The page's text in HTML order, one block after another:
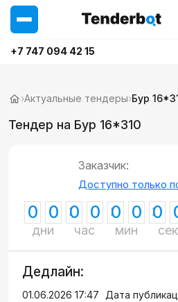
+7 747 094 42 15
›Актуальные тендеры›Бур
Тендер на Бур 16*310
Заказчик:
Доступно только
0 0
дни
0 0
час
0 0
мин
0
сек
Дедлайн:
01.06.2026 17:47
Дата